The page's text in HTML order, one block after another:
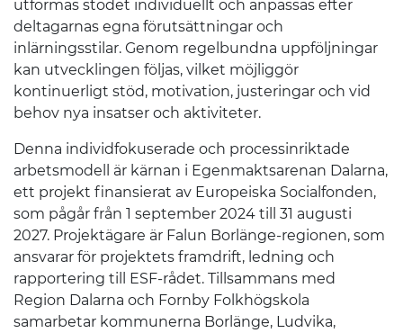
utformas stödet individuellt och anpassas efter
deltagarnas egna förutsättningar och
inlärningsstilar. Genom regelbundna uppföljningar
kan utvecklingen följas, vilket möjliggör
kontinuerligt stöd, motivation, justeringar och vid
behov nya insatser och aktiviteter.
Denna individfokuserade och processinriktade
arbetsmodell är kärnan i Egenmaktsarenan Dalarna,
ett projekt finansierat av Europeiska Socialfonden,
som pågår från 1 september 2024 till 31 augusti
2027. Projektägare är Falun Borlänge-regionen, som
ansvarar för projektets framdrift, ledning och
rapportering till ESF-rådet. Tillsammans med
Region Dalarna och Fornby Folkhögskola
samarbetar kommunerna Borlänge, Ludvika,